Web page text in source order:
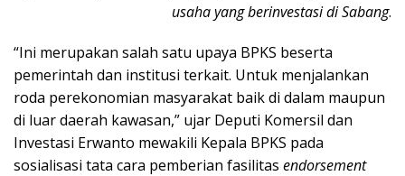
usaha yang berinvestasi di Sabang.
“Ini merupakan salah satu upaya BPKS beserta
pemerintah dan institusi terkait. Untuk menjalankan
roda perekonomian masyarakat baik di dalam maupun
di luar daerah kawasan,” ujar Deputi Komersil dan
Investasi Erwanto mewakili Kepala BPKS pada
sosialisasi tata cara pemberian fasilitas endorsement